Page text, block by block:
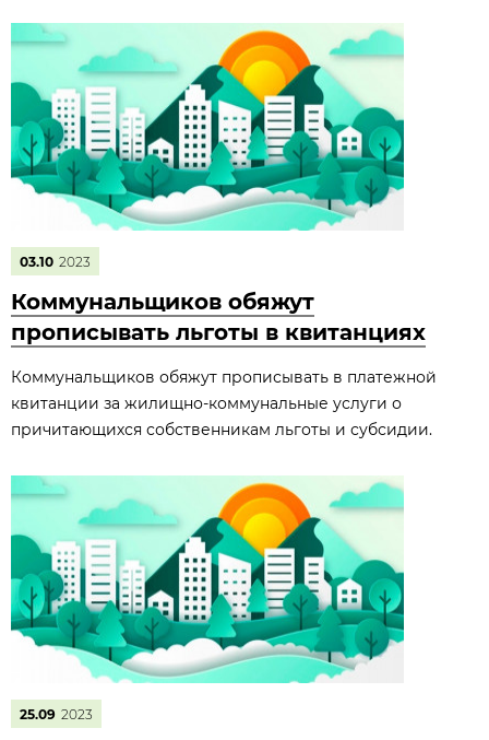
03.10 2023
Коммунальщиков обяжут
прописывать льготы в квитанциях
Коммунальщиков обяжут прописывать в платежной
квитанции за жилищно-коммунальные услуги о
причитающихся собственникам льготы и субсидии.
25.09 2023